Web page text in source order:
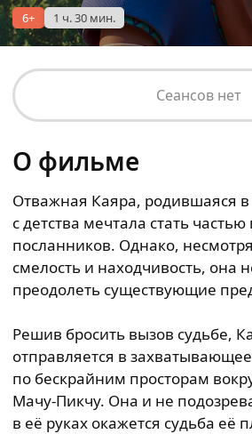
6+ 1 ч. 30 мин.
Сеансов нет
О фильме
Отважная Каяра, родившаяся
с детства мечтала стать
посланников. Однако,
смелость и находчивость, она
преодолеть существующие
Решив бросить вызов судьбе,
отправляется в
по бескрайним просторам
Мачу-Пикчу. Она и не
в её руках окажется судьба её